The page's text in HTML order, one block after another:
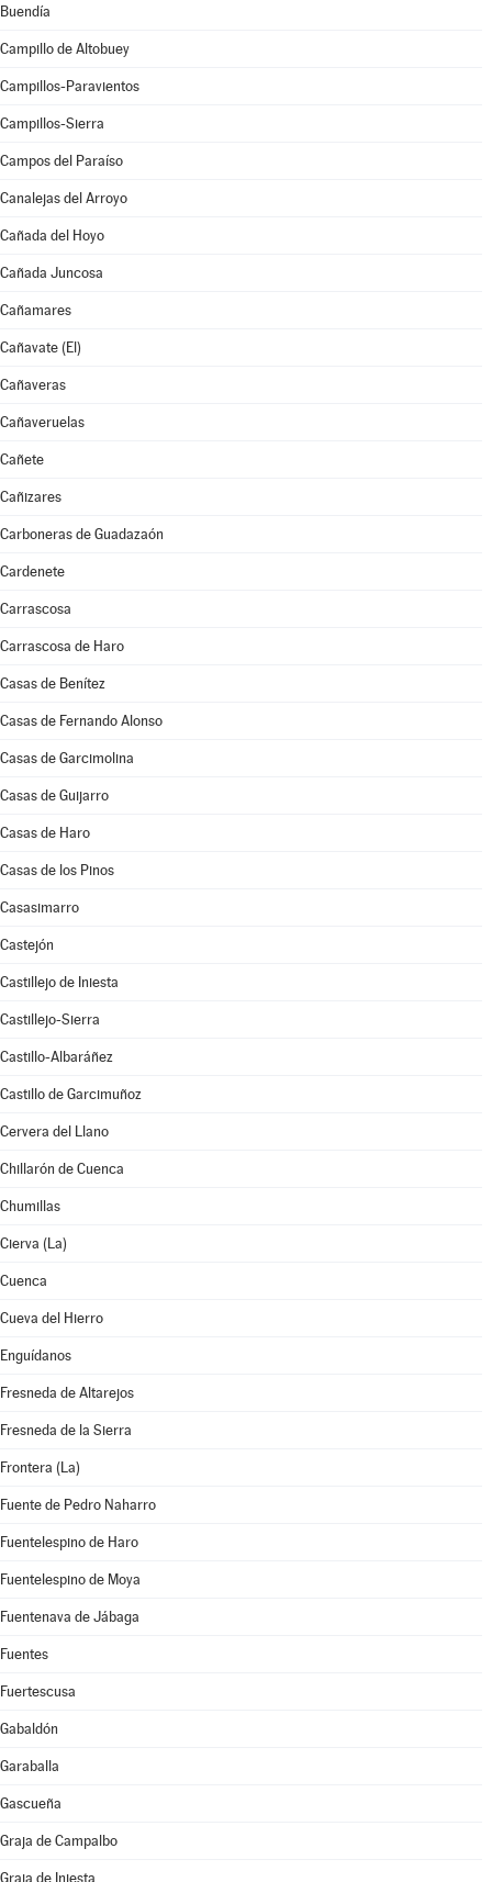
Buendía
Campillo de Altobuey
Campillos-Paravientos
Campillos-Sierra
Campos del Paraíso
Canalejas del Arroyo
Cañada del Hoyo
Cañada Juncosa
Cañamares
Cañavate (El)
Cañaveras
Cañaveruelas
Cañete
Cañizares
Carboneras de Guadazaón
Cardenete
Carrascosa
Carrascosa de Haro
Casas de Benítez
Casas de Fernando Alonso
Casas de Garcimolina
Casas de Guijarro
Casas de Haro
Casas de los Pinos
Casasimarro
Castejón
Castillejo de Iniesta
Castillejo-Sierra
Castillo-Albaráñez
Castillo de Garcimuñoz
Cervera del Llano
Chillarón de Cuenca
Chumillas
Cierva (La)
Cuenca
Cueva del Hierro
Enguídanos
Fresneda de Altarejos
Fresneda de la Sierra
Frontera (La)
Fuente de Pedro Naharro
Fuentelespino de Haro
Fuentelespino de Moya
Fuentenava de Jábaga
Fuentes
Fuertescusa
Gabaldón
Garaballa
Gascueña
Graja de Campalbo
Graja de Iniesta